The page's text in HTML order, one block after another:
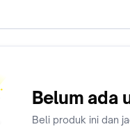
Belum ada
Beli produk ini dan